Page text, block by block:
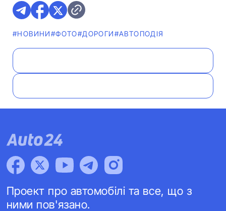
#НОВИНИ#ФОТО#ДОРОГИ#АВТОПОДІЯ
Проект про автомобілі та все, що з
ними пов'язано.